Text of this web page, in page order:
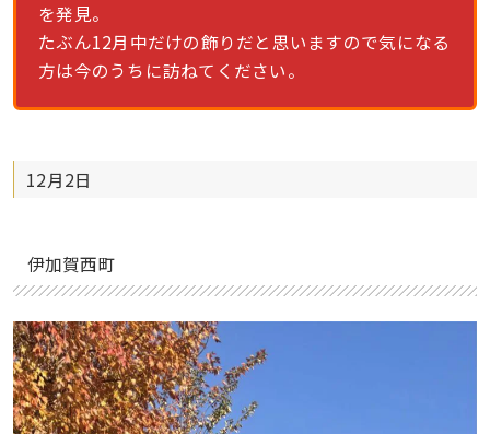
を発見。
たぶん12月中だけの飾りだと思いますので気になる
方は今のうちに訪ねてください。
12月2日
伊加賀西町